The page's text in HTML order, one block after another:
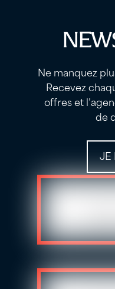
Ne manquez
Recevez
offres et
de
JE